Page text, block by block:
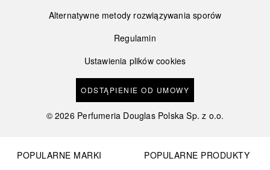
Alternatywne metody rozwiązywania sporów
Regulamin
Ustawienia plików cookies
ODSTĄPIENIE OD UMOWY
©2026 Perfumeria Douglas Polska Sp. z o.o.
POPULARNE MARKI
POPULARNE PRODUKTY